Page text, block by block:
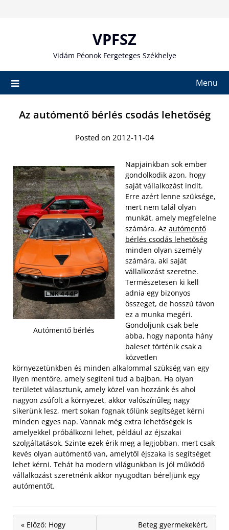
VPFSZ
Vidám Péonok Fergeteges Székhelye
Menu
Az autómentő bérlés csodás lehetőség
Posted on 2012-11-04
Autómentő bérlés
Napjainkban sok ember
gondolkodik azon, hogy
saját vállalkozást indít.
Erre azért lenne szüksége,
mert nem talál olyan
munkát, amely megfelelne
számára. Az autómentő
bérlés csodás lehetőség
minden olyan személy
számára, aki saját
vállalkozást szeretne.
Természetesen ki kell
adnia egy bizonyos
összeget, de hosszú távon
ez a munka megéri.
Gondoljunk csak bele
abba, hogy naponta hány
baleset történik csak a
közvetlen
környezetünkben és minden alkalommal szükség van egy
ilyen mentőre, amely segíteni tud a bajban. Ha olyan
területet választunk, amely közel van hozzánk és ahol
nagyon zsúfolt a környezet, akkor valószínűleg nagy
sikerünk lesz, mert sokan fognak tőlünk segítséget kérni
minden egyes nap. Vannak még extra lehetőségek is
amelyekkel próbálkozni lehet, például az éjszakai
szolgáltatások. Szinte ezek érik meg a legjobban, mert csak
kevés olyan autómentő van, amelytől éjszaka is segítséget
lehet kérni. Tehát ha modern világunkban is jól működő
vállalkozást szeretnénk akkor nyugodtan béreljünk egy
autómentőt.
« Előző: Hogy
Beteg gyermekekért,